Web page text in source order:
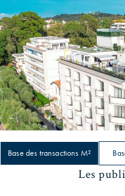
Base des transactions M²
Les